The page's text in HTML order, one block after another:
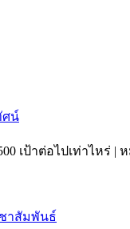
ศน์
เป้าต่อไปเท่าไหร่ |
าสัมพันธ์